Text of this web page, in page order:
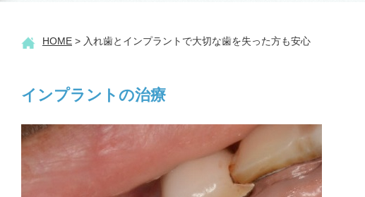
HOME > 入れ歯とインプラントで大切な歯を失った方も安心
インプラントの治療